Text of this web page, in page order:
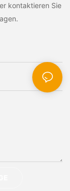
kontaktieren Sie